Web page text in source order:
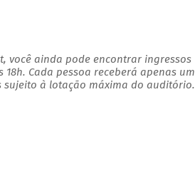
você ainda pode encontrar ingressos
Cada pessoa receberá apenas um
sujeito à lotação máxima do auditório.